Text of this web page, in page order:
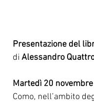
Presentazione del
di Alessandro
Martedì 20 novembre
Como, nell’ambito